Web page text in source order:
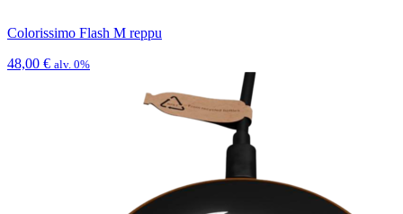
Colorissimo Flash M reppu
48,00 € alv. 0%